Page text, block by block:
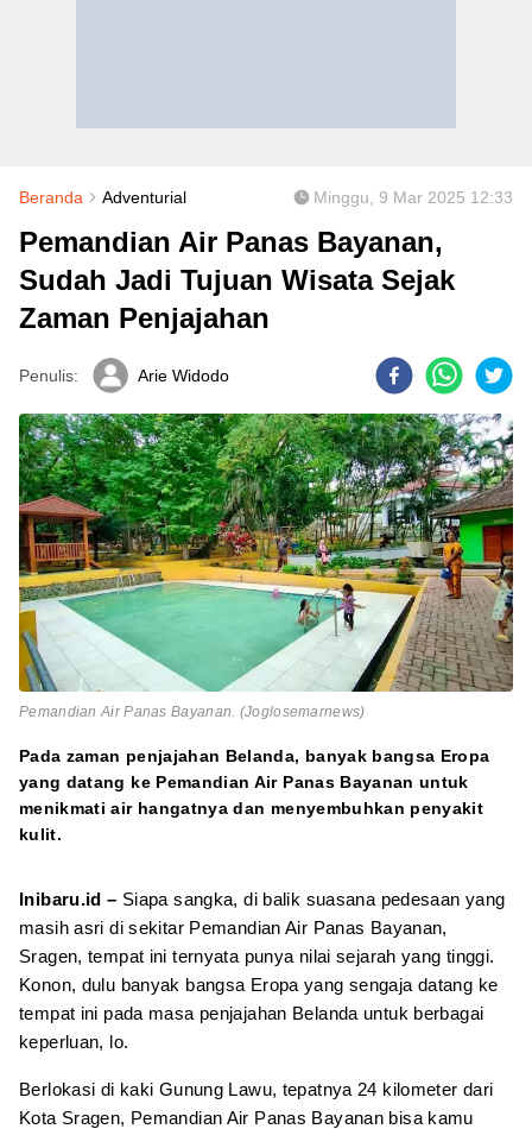
Beranda Adventurial Minggu, 9 Mar 2025 12:33
Pemandian Air Panas Bayanan,
Sudah Jadi Tujuan Wisata Sejak
Zaman Penjajahan
Penulis: Arie Widodo
Pemandian Air Panas Bayanan. (Joglosemarnews)
Pada zaman penjajahan Belanda, banyak bangsa Eropa
yang datang ke Pemandian Air Panas Bayanan untuk
menikmati air hangatnya dan menyembuhkan penyakit
kulit.
Inibaru.id – Siapa sangka, di balik suasana pedesaan yang
masih asri di sekitar Pemandian Air Panas Bayanan,
Sragen, tempat ini ternyata punya nilai sejarah yang tinggi.
Konon, dulu banyak bangsa Eropa yang sengaja datang ke
tempat ini pada masa penjajahan Belanda untuk berbagai
keperluan, lo.
Berlokasi di kaki Gunung Lawu, tepatnya 24 kilometer dari
Kota Sragen, Pemandian Air Panas Bayanan bisa kamu